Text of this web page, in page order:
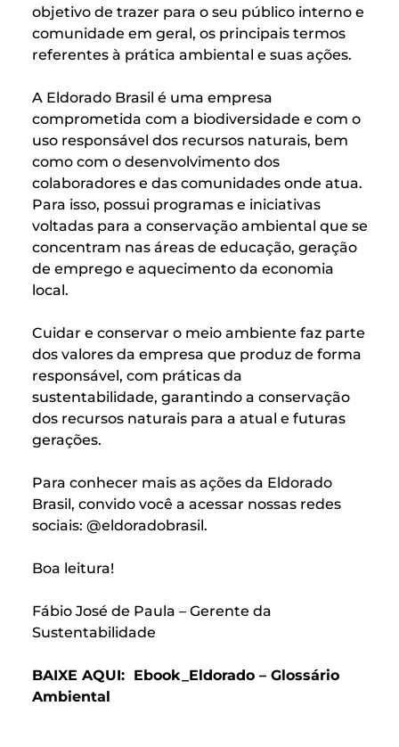
objetivo de trazer para o seu público interno e
comunidade em geral, os principais termos
referentes à prática ambiental e suas ações.
A Eldorado Brasil é uma empresa
comprometida com a biodiversidade e com o
uso responsável dos recursos naturais, bem
como com o desenvolvimento dos
colaboradores e das comunidades onde atua.
Para isso, possui programas e iniciativas
voltadas para a conservação ambiental que se
concentram nas áreas de educação, geração
de emprego e aquecimento da economia
local.
Cuidar e conservar o meio ambiente faz parte
dos valores da empresa que produz de forma
responsável, com práticas da
sustentabilidade, garantindo a conservação
dos recursos naturais para a atual e futuras
gerações.
Para conhecer mais as ações da Eldorado
Brasil, convido você a acessar nossas redes
sociais: @eldoradobrasil.
Boa leitura!
Fábio José de Paula – Gerente da
Sustentabilidade
BAIXE AQUI: Ebook_Eldorado – Glossário
Ambiental